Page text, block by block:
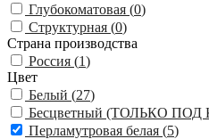
Глубокоматовая (0)
Структурная (0)
Страна производства
Россия (1)
Цвет
Белый (27)
Бесцветный (ТОЛЬКО
Перламутровая белая (5)